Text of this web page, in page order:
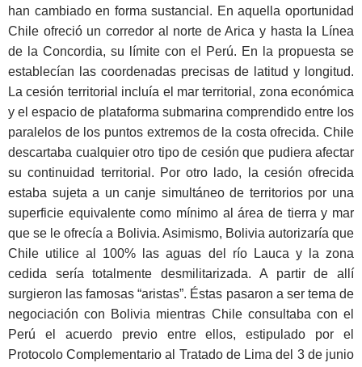
han cambiado en forma sustancial. En aquella oportunidad
Chile ofreció un corredor al norte de Arica y hasta la Línea
de la Concordia, su límite con el Perú. En la propuesta se
establecían las coordenadas precisas de latitud y longitud.
La cesión territorial incluía el mar territorial, zona económica
y el espacio de plataforma submarina comprendido entre los
paralelos de los puntos extremos de la costa ofrecida. Chile
descartaba cualquier otro tipo de cesión que pudiera afectar
su continuidad territorial. Por otro lado, la cesión ofrecida
estaba sujeta a un canje simultáneo de territorios por una
superficie equivalente como mínimo al área de tierra y mar
que se le ofrecía a Bolivia. Asimismo, Bolivia autorizaría que
Chile utilice al 100% las aguas del río Lauca y la zona
cedida sería totalmente desmilitarizada. A partir de allí
surgieron las famosas “aristas”. Éstas pasaron a ser tema de
negociación con Bolivia mientras Chile consultaba con el
Perú el acuerdo previo entre ellos, estipulado por el
Protocolo Complementario al Tratado de Lima del 3 de junio